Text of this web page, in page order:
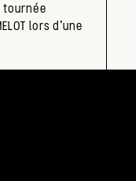
tournée
lors d’une